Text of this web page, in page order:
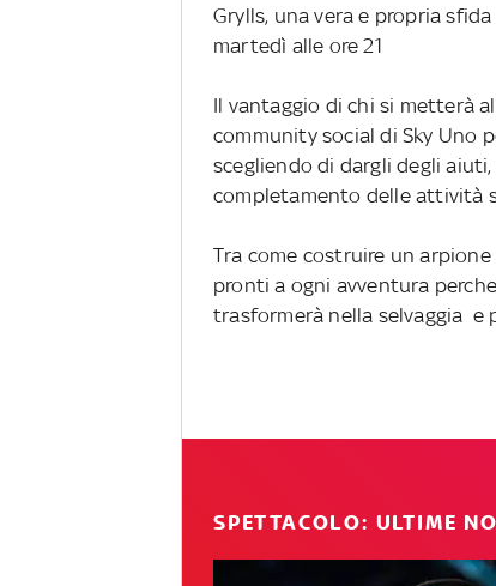
Grylls, una vera e propria
martedì alle ore 21
Il vantaggio di chi si metterà
community social di Sky Uno
scegliendo di dargli degli
completamento delle attività
Tra come costruire un
pronti a ogni avventura
trasformerà nella selvaggia e
SPETTACOLO: ULTIME